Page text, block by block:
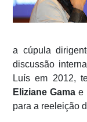
a cúpula
discussão
Luís em 2012,
Eliziane Gama e
para a reeleição